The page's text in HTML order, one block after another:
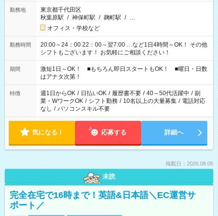
勤務地
東京都千代田区
秋葉原駅 / 神保町駅 / 麹町駅 / …
オフィス・学校など
勤務時間
20:00～24：00 22：00～翌7:00 …など1日4時間～OK！ その他
シフトもございます！ お気軽にご相談ください！
期間
激短1日～OK！ ■もちろん即日スタートもOK！ ■曜日・日数
はアナタ次第！
特徴 週1日からOK / 日払いOK / 履歴書不要 / 40～50代活躍中 / 副
業・WワークOK / シフト勤務 / 10名以上の大量募集 / 電話対応
なし / パソコンスキル不要
気になる！ 応募する 詳細へ
掲載日：2026.08.05
未読
完全在宅で16時まで！英語&日本語＼EC運営サ
ポート／